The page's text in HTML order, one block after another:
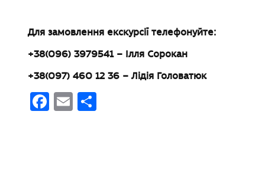
Для замовлення екскурсії телефонуйте:
+38(096) 3979541 – Ілля Сорокан
+38(097) 460 12 36 – Лідія Головатюк
Facebook
Email